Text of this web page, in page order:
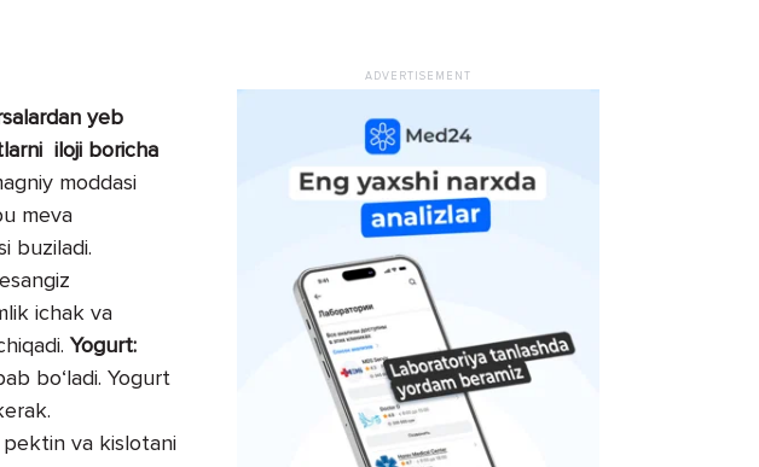
yeb
iloji boricha
moddasi
meva
buziladi.
ichak va
Yogurt:
bo‘ladi. Yogurt
va kislotani